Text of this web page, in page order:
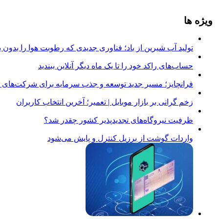
ویژه ها
تولید آب شیرین از باد؛ فناوری جدیدی که رطوبت هوا را
حساب‌های راکد خود را تا یک ماه دیگر آنلاین ببندید
فرانچایز؛ مسیر جدید توسعه و جذب سرمایه برای شرکت‌های
زخم گرانی بر بازار موبایل | تعمیر؛ آخرین انتخاب کاربران
ظرفیت نیروگاه‌های تجدیدپذیر کشور چقدر شد؟
واردات گوشت از برزیل کنترل و پایش می‌شود